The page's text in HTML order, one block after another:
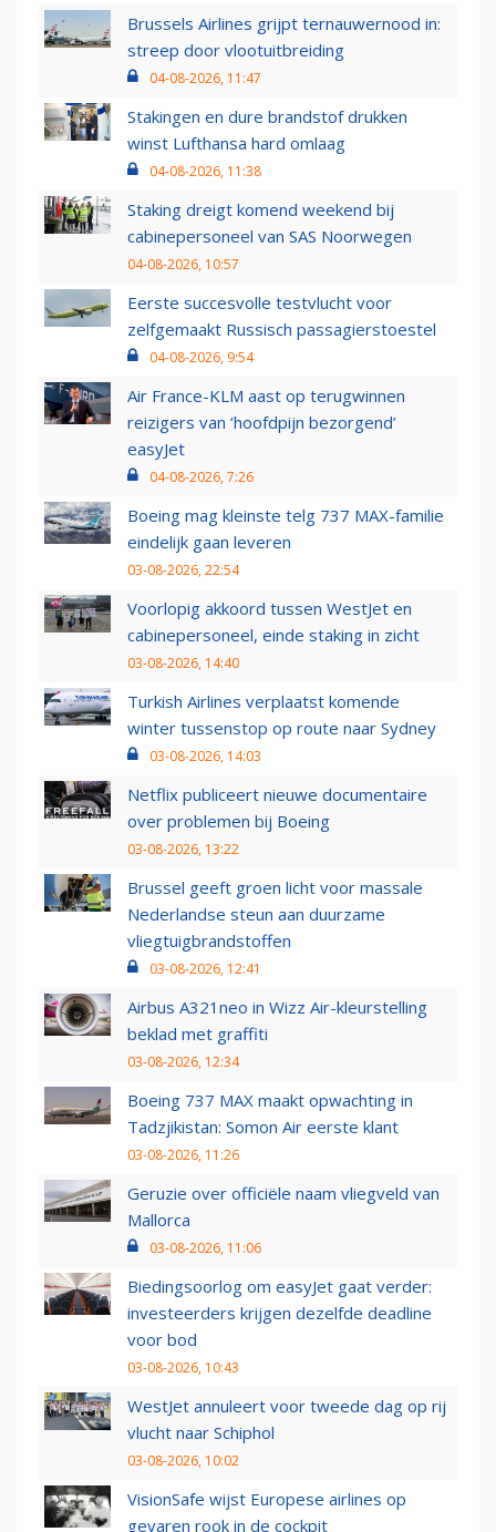
Brussels Airlines grijpt ternauwernood in:
streep door vlootuitbreiding
04-08-2026, 11:47
Stakingen en dure brandstof drukken
winst Lufthansa hard omlaag
04-08-2026, 11:38
Staking dreigt komend weekend bij
cabinepersoneel van SAS Noorwegen
04-08-2026, 10:57
Eerste succesvolle testvlucht voor
zelfgemaakt Russisch passagierstoestel
04-08-2026, 9:54
Air France-KLM aast op terugwinnen
reizigers van ‘hoofdpijn bezorgend’
easyJet
04-08-2026, 7:26
Boeing mag kleinste telg 737 MAX-familie
eindelijk gaan leveren
03-08-2026, 22:54
Voorlopig akkoord tussen WestJet en
cabinepersoneel, einde staking in zicht
03-08-2026, 14:40
Turkish Airlines verplaatst komende
winter tussenstop op route naar Sydney
03-08-2026, 14:03
Netflix publiceert nieuwe documentaire
over problemen bij Boeing
03-08-2026, 13:22
Brussel geeft groen licht voor massale
Nederlandse steun aan duurzame
vliegtuigbrandstoffen
03-08-2026, 12:41
Airbus A321neo in Wizz Air-kleurstelling
beklad met graffiti
03-08-2026, 12:34
Boeing 737 MAX maakt opwachting in
Tadzjikistan: Somon Air eerste klant
03-08-2026, 11:26
Geruzie over officiële naam vliegveld van
Mallorca
03-08-2026, 11:06
Biedingsoorlog om easyJet gaat verder:
investeerders krijgen dezelfde deadline
voor bod
03-08-2026, 10:43
WestJet annuleert voor tweede dag op rij
vlucht naar Schiphol
03-08-2026, 10:02
VisionSafe wijst Europese airlines op
gevaren rook in de cockpit